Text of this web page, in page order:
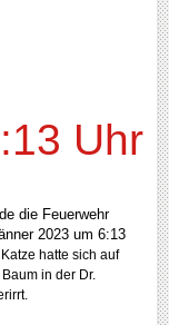
Uhr
die Feuerwehr
2023 um 6:13
hatte sich auf
in der Dr.